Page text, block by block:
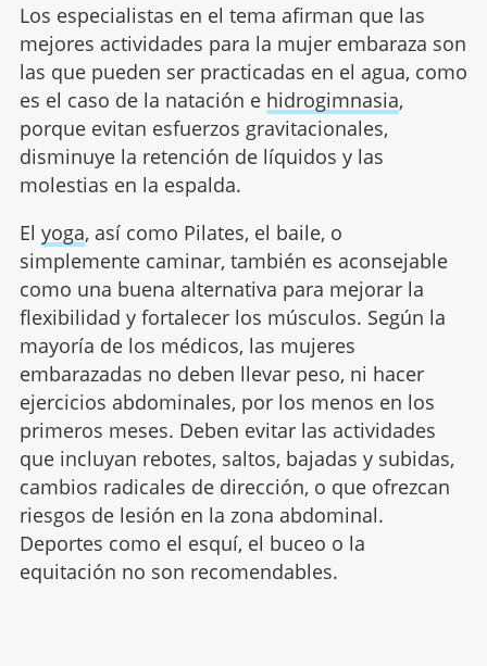
Los especialistas en el tema afirman que las
mejores actividades para la mujer embaraza son
las que pueden ser practicadas en el agua, como
es el caso de la natación e hidrogimnasia,
porque evitan esfuerzos gravitacionales,
disminuye la retención de líquidos y las
molestias en la espalda.
El yoga, así como Pilates, el baile, o
simplemente caminar, también es aconsejable
como una buena alternativa para mejorar la
flexibilidad y fortalecer los músculos. Según la
mayoría de los médicos, las mujeres
embarazadas no deben llevar peso, ni hacer
ejercicios abdominales, por los menos en los
primeros meses. Deben evitar las actividades
que incluyan rebotes, saltos, bajadas y subidas,
cambios radicales de dirección, o que ofrezcan
riesgos de lesión en la zona abdominal.
Deportes como el esquí, el buceo o la
equitación no son recomendables.